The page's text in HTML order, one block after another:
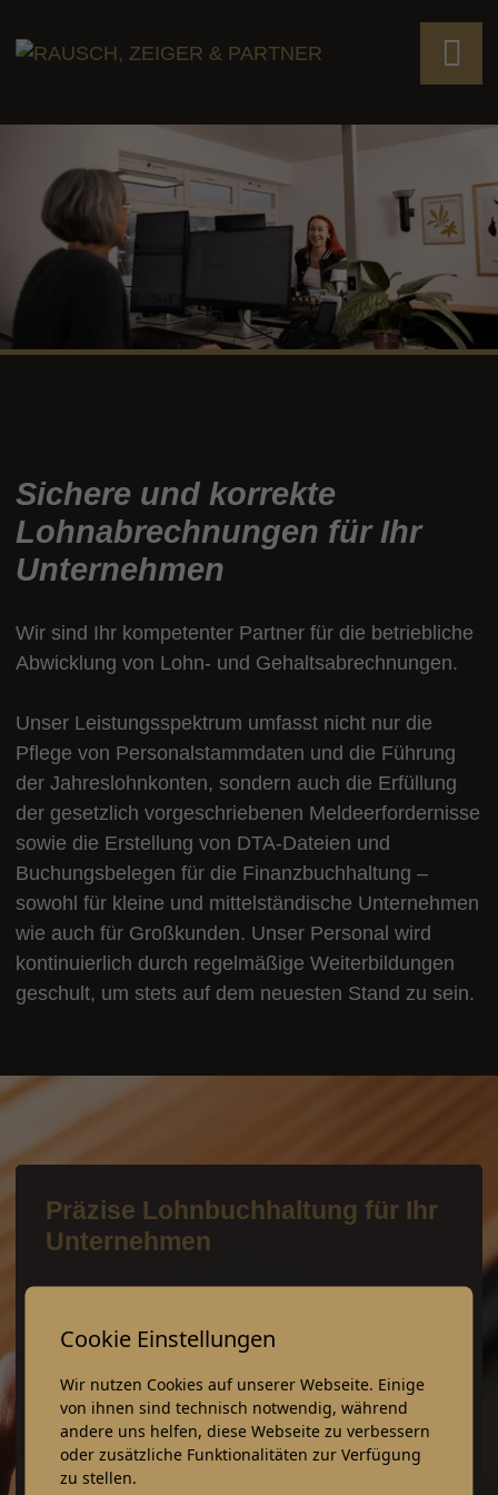
Sichere und korrekte
Lohnabrechnungen für Ihr
Unternehmen
Wir sind Ihr kompetenter Partner für die betriebliche
Abwicklung von Lohn- und Gehaltsabrechnungen.
Unser Leistungsspektrum umfasst nicht nur die
Pflege von Personalstammdaten und die Führung
der Jahreslohnkonten, sondern auch die Erfüllung
der gesetzlich vorgeschriebenen Meldeerfordernisse
sowie die Erstellung von DTA-Dateien und
Buchungsbelegen für die Finanzbuchhaltung –
sowohl für kleine und mittelständische Unternehmen
wie auch für Großkunden. Unser Personal wird
kontinuierlich durch regelmäßige Weiterbildungen
geschult, um stets auf dem neuesten Stand zu sein.
Präzise Lohnbuchhaltung für Ihr
Unternehmen
sich durch individuelle und persönliche
flexibel und setzen Ihre Lohnbuchhaltung und
Gehaltsabrechnungen zuverlässig um.
Darüber hinaus unterstützen wir Sie gerne bei
der Ersteinrichtung der Arbeitnehmerdaten
Cookie Einstellungen
Wir nutzen Cookies auf unserer Webseite. Einige
von ihnen sind technisch notwendig, während
andere uns helfen, diese Webseite zu verbessern
oder zusätzliche Funktionalitäten zur Verfügung
zu stellen.